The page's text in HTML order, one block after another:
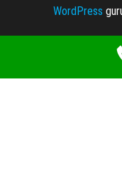
WordPress